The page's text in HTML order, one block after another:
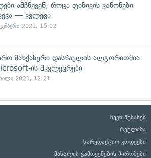
ამჩნევენ, როცა ფიზიკის კანონები
— კვლევა
2021, 15:02
მანქანური დასწავლის ალგორითმია
ის მკვლევრები
2021, 12:21
ჩვენ შესახებ
რეკლამა
სარედაქციო კოდექსი
მასალის გამოყენების პირობები